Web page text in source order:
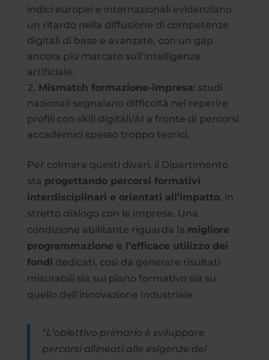
indici europei e internazionali evidenziano
un ritardo nella diffusione di competenze
digitali di base e avanzate, con un gap
ancora più marcato sull’intelligenza
artificiale.
Mismatch formazione-impresa: studi
nazionali segnalano difficoltà nel reperire
profili con skill digitali/AI a fronte di percorsi
accademici spesso troppo teorici.
Per colmare questi divari, il Dipartimento
sta progettando percorsi formativi
interdisciplinari e orientati all’impatto, in
stretto dialogo con le imprese. Una
condizione abilitante riguarda la migliore
programmazione e l’efficace utilizzo dei
fondi dedicati, così da generare risultati
misurabili sia sul piano formativo sia su
quello dell’innovazione industriale.
“L’obiettivo primario è sviluppare
percorsi allineati alle esigenze del